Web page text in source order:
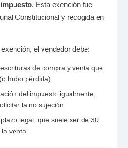
. Esta exención fue
Constitucional y recogida en
el vendedor debe:
de compra y venta que
hubo pérdida)
del impuesto igualmente,
la no sujeción
legal, que suele ser de 30
la venta